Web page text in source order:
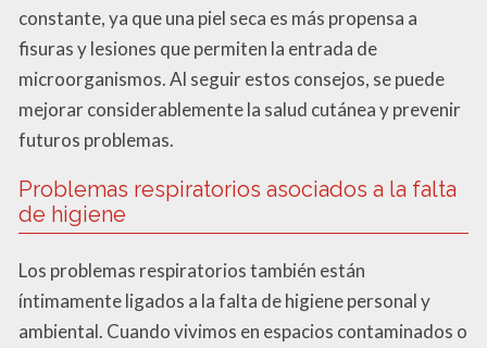
constante, ya que una piel seca es más propensa a
fisuras y lesiones que permiten la entrada de
microorganismos. Al seguir estos consejos, se puede
mejorar considerablemente la salud cutánea y prevenir
futuros problemas.
Problemas respiratorios asociados a la falta
de higiene
Los problemas respiratorios también están
íntimamente ligados a la falta de higiene personal y
ambiental. Cuando vivimos en espacios contaminados o